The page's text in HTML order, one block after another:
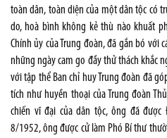
toàn dân, toàn diện của một dân tộc có
do, hoà bình không kẻ thù nào khuất
Chính ủy của Trung đoàn, đã gắn bó với
những ngày cam go đầy thử thách khắc
với tập thể Ban chỉ huy Trung đoàn đã
tích như huyền thoại của Trung đoàn
chiến vĩ đại của dân tộc, ông đã được
8/1952, ông được cử làm Phó Bí thư